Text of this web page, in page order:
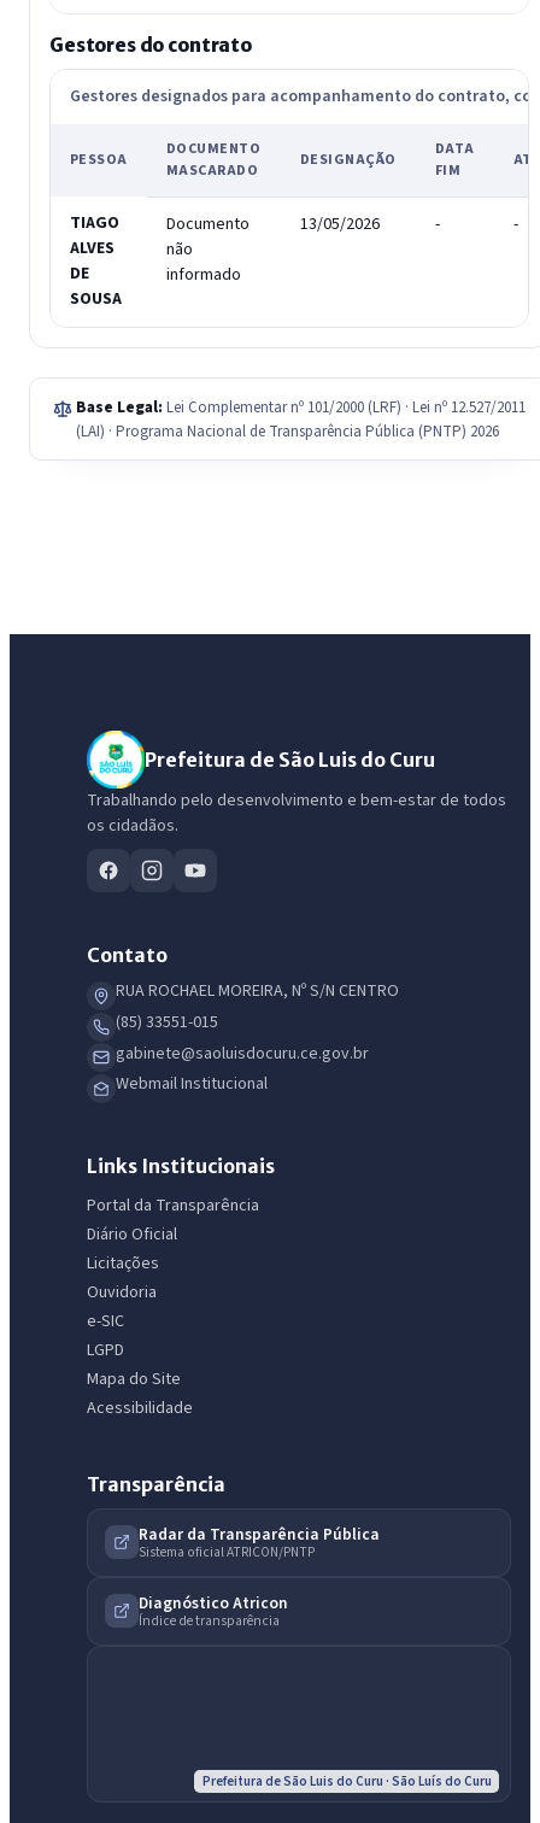
Gestores do contrato
Gestores designados para acompanhamento do contrato,
PESSOA
DOCUMENTO
MASCARADO
DESIGNAÇÃO
DATA
FIM
TIAGO
ALVES
DE
SOUSA
Documento
não
informado
13/05/2026 - -
Base Legal: Lei Complementar nº 101/2000 (LRF) · Lei nº 12.527/2011
(LAI) · Programa Nacional de Transparência Pública (PNTP) 2026
Prefeitura de São Luis do Curu
Trabalhando pelo desenvolvimento e bem-estar de todos
os cidadãos.
Contato
RUA ROCHAEL MOREIRA, Nº S/N CENTRO
(85) 33551-015
gabinete@saoluisdocuru.ce.gov.br
Webmail Institucional
Links Institucionais
Portal da Transparência
Diário Oficial
Licitações
Ouvidoria
e-SIC
LGPD
Mapa do Site
Acessibilidade
Transparência
Radar da Transparência Pública
Sistema oficial ATRICON/PNTP
Diagnóstico Atricon
Índice de transparência
Prefeitura de São Luis do Curu · São Luís do Curu